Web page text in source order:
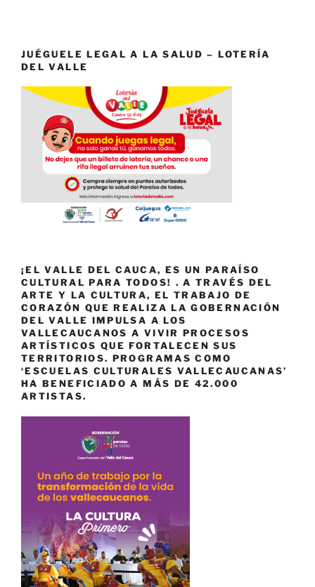
JUÉGUELE LEGAL A LA SALUD – LOTERÍA
DEL VALLE
¡EL VALLE DEL CAUCA, ES UN PARAÍSO
CULTURAL PARA TODOS! . A TRAVÉS DEL
ARTE Y LA CULTURA, EL TRABAJO DE
CORAZÓN QUE REALIZA LA GOBERNACIÓN
DEL VALLE IMPULSA A LOS
VALLECAUCANOS A VIVIR PROCESOS
ARTÍSTICOS QUE FORTALECEN SUS
TERRITORIOS. PROGRAMAS COMO
‘ESCUELAS CULTURALES VALLECAUCANAS’
HA BENEFICIADO A MÁS DE 42.000
ARTISTAS.